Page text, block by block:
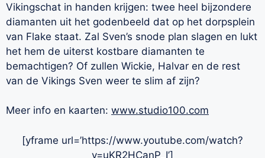
Vikingschat in handen krijgen: twee heel bijzondere
diamanten uit het godenbeeld dat op het dorpsplein
van Flake staat. Zal Sven’s snode plan slagen en lukt
het hem de uiterst kostbare diamanten te
bemachtigen? Of zullen Wickie, Halvar en de rest
van de Vikings Sven weer te slim af zijn?
Meer info en kaarten: www.studio100.com
[yframe url=’https://www.youtube.com/watch?
v=uKR2HCanP_I’]